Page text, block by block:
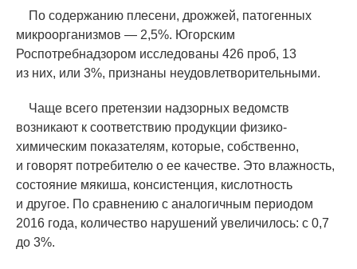
По содержанию плесени, дрожжей, патогенных
микроорганизмов — 2,5%. Югорским
Роспотребнадзором исследованы 426 проб, 13
из них, или 3%, признаны неудовлетворительными.
Чаще всего претензии надзорных ведомств
возникают к соответствию продукции физико-
химическим показателям, которые, собственно,
и говорят потребителю о ее качестве. Это влажность,
состояние мякиша, консистенция, кислотность
и другое. По сравнению с аналогичным периодом
2016 года, количество нарушений увеличилось: с 0,7
до 3%.